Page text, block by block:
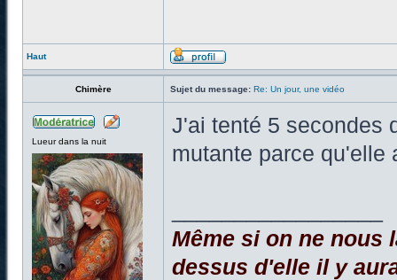
Haut
Chimère Sujet du message: Re: Un jour, une vidéo
Lueur dans la nuit
J'ai tenté 5 secondes
mutante parce
Même si on ne nous
dessus d'elle il y